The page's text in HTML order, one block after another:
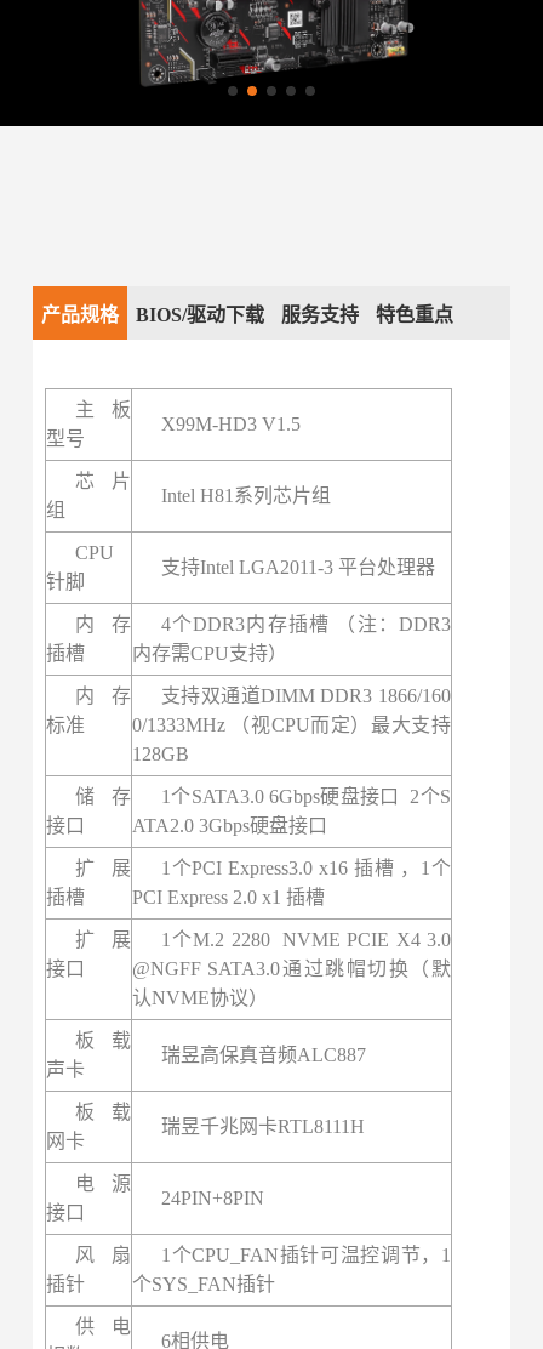
产品规格 BIOS/驱动下载 服务支持 特色重点
主板
型号
X99M-HD3 V1.5
芯片
组
Intel H81系列芯片组
CPU
针脚
支持Intel LGA2011-3 平台处理器
内存
插槽
4个DDR3内存插槽 （注：DDR3
内存需CPU支持）
内存
标准
支持双通道DIMM DDR3 1866/160
0/1333MHz （视CPU而定）最大支持
128GB
储存
接口
1个SATA3.0 6Gbps硬盘接口 2个S
ATA2.0 3Gbps硬盘接口
扩展
插槽
1个PCI Express3.0 x16 插槽 ，1个
PCI Express 2.0 x1 插槽
扩展
接口
1个M.2 2280 NVME PCIE X4 3.0
@NGFF SATA3.0通过跳帽切换（默
认NVME协议）
板载
声卡
瑞昱高保真音频ALC887
板载
网卡
瑞昱千兆网卡RTL8111H
电源
接口
24PIN+8PIN
风扇
插针
1个CPU_FAN插针可温控调节，1
个SYS_FAN插针
供电
6相供电